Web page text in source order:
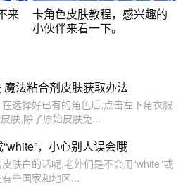
来
卡角色皮肤教程，感兴趣的
小伙伴来看一下。
法粘合剂皮肤获取办法
选择好已有的角色后,点击左下角衣服
肤,除了原始皮肤免...
，小心别人误会哦
肤白的话呢,老外们是不会用“white”或
些国家和地区...